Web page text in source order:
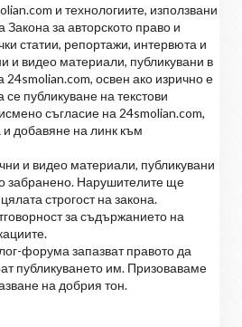
и технологиите, използвани
Закона за авторското право и
статии, репортажи, интервюта и
и видео материали, публикувани в
24smolian.com, освен ако изрично е
публикуване на текстови
съгласие на 24smolian.com,
и добавяне на линк към
и видео материали, публикувани
забранено. Нарушителите ще
строгост на закона.
за съдържанието на
форума запазват правото да
публикуването им. Призоваваме
на добрия тон.